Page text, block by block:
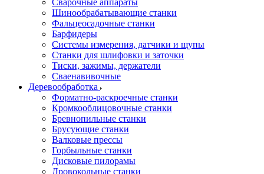
Сварочные аппараты
Шинообрабатывающие станки
Фальцеосадочные станки
Барфидеры
Системы измерения, датчики и щупы
Станки для шлифовки и заточки
Тиски, зажимы, держатели
Cваенавивочные
Деревообработка
Форматно-раскроечные станки
Кромкооблицовочные станки
Бревнопильные станки
Брусующие станки
Валковые прессы
Горбыльные станки
Дисковые пилорамы
Дровокольные станки